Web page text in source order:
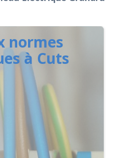
normes
à Cuts